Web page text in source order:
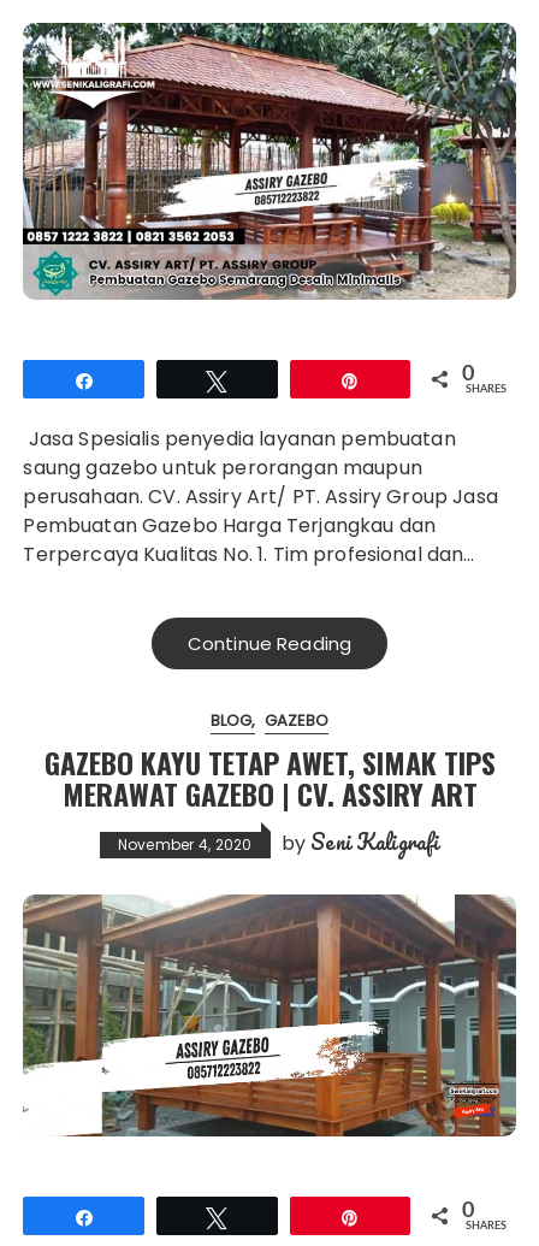
0
SHARES
Jasa Spesialis penyedia layanan pembuatan
saung gazebo untuk perorangan maupun
perusahaan. CV. Assiry Art/ PT. Assiry Group Jasa
Pembuatan Gazebo Harga Terjangkau dan
Terpercaya Kualitas No. 1. Tim profesional dan…
Continue Reading
BLOG GAZEBO
GAZEBO KAYU TETAP AWET, SIMAK TIPS
MERAWAT GAZEBO | CV. ASSIRY ART
November 4, 2020 by Seni Kaligrafi
0
SHARES